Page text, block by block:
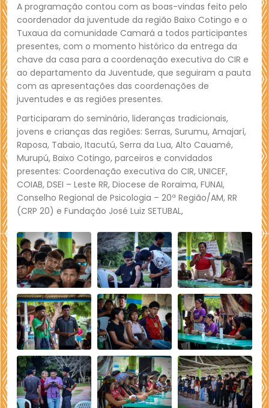
A programação contou com as boas-vindas feito pelo
coordenador da juventude da região Baixo Cotingo e o
Tuxaua da comunidade Camará a todos participantes
presentes, com o momento histórico da entrega da
chave da casa para a coordenação executiva do CIR e
ao departamento da Juventude, que seguiram a pauta
com as apresentações das coordenações de
juventudes e as regiões presentes.
Participaram do seminário, lideranças tradicionais,
jovens e crianças das regiões: Serras, Surumu, Amajarí,
Raposa, Tabaio, Itacutú, Serra da Lua, Alto Cauamé,
Murupú, Baixo Cotingo, parceiros e convidados
presentes: Coordenação executiva do CIR, UNICEF,
COIAB, DSEI – Leste RR, Diocese de Roraima, FUNAI,
Conselho Regional de Psicologia – 20ª Região/AM, RR
(CRP 20) e Fundação José Luiz SETUBAL,